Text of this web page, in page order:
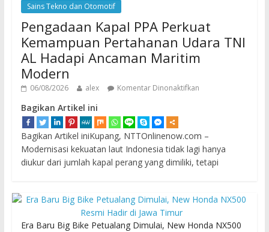
Sains Tekno dan Otomotif
Pengadaan Kapal PPA Perkuat
Kemampuan Pertahanan Udara TNI
AL Hadapi Ancaman Maritim
Modern
06/08/2026 alex Komentar Dinonaktifkan
Bagikan Artikel ini
Bagikan Artikel iniKupang, NTTOnlinenow.com –
Modernisasi kekuatan laut Indonesia tidak lagi hanya
diukur dari jumlah kapal perang yang dimiliki, tetapi
Era Baru Big Bike Petualang Dimulai, New Honda NX500